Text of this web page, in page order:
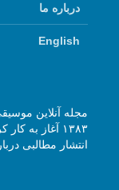
درباره ما
English
۱۳۸۳ آغاز به
انتشار مطالبی